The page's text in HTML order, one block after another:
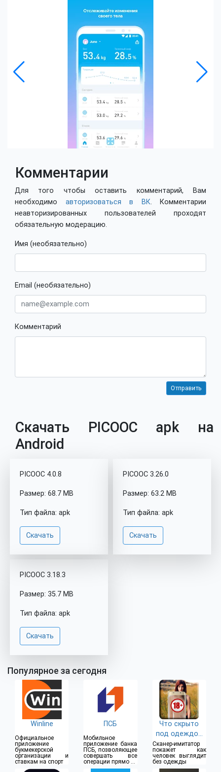
Комментарии
Для того чтобы оставить комментарий, Вам
необходимо авторизоваться в ВК. Комментарии
неавторизированных пользователей проходят
обязательную модерацию.
Имя (необязательно)
Email (необязательно)
Комментарий
Скачать PICOOC apk на
Android
PICOOC 4.0.8
Размер: 68.7 MB
Тип файла: apk
Скачать
PICOOC 3.26.0
Размер: 63.2 MB
Тип файла: apk
Скачать
PICOOC 3.18.3
Размер: 35.7 MB
Тип файла: apk
Скачать
Популярное за сегодня
Winline
Официальное
приложение
букмекерской
организации и
ставкам на спорт
ПСБ
Мобильное
приложение банка
ПСБ, позволяющее
совершать все
операции прямо из
дома
Что скрыто
под одеждой
(18+)
Сканер-имитатор
покажет как
человек выглядит
без одежды